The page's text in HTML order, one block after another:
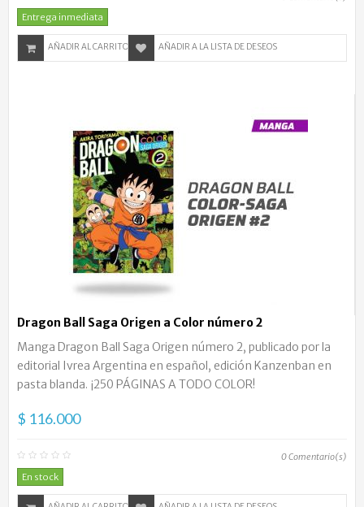
Entrega inmediata
AÑADIR AL CARRITO AÑADIR A LA LISTA DE DESEOS
Dragon Ball Saga Origen a Color número 2
Manga Dragon Ball Saga Origen número 2, publicado por la
editorial Ivrea Argentina en español, edición Kanzenban en
pasta blanda. ¡250 PÁGINAS A TODO COLOR!
$ 116.000
0Comentario(s)
En stock